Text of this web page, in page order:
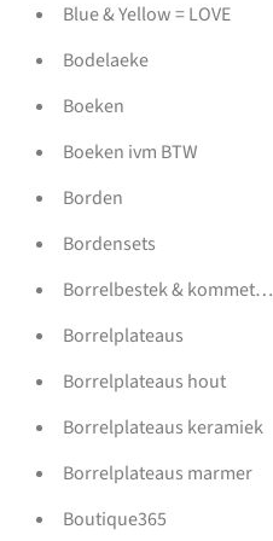
Blue & Yellow = LOVE
Bodelaeke
Boeken
Boeken ivm BTW
Borden
Bordensets
Borrelbestek & kommetjes
Borrelplateaus
Borrelplateaus hout
Borrelplateaus keramiek
Borrelplateaus marmer
Boutique365